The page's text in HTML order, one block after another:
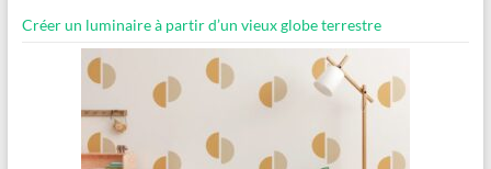
Créer un luminaire à partir d’un vieux globe terrestre